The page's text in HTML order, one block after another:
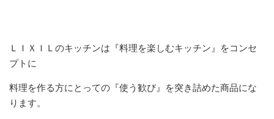
ＬＩＸＩＬのキッチンは『料理を楽しむキッチン』をコンセ
プトに
料理を作る方にとっての『使う歓び』を突き詰めた商品にな
ります。